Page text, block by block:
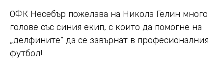
ОФК Несебър пожелава на Никола Гелин много
голове със синия екип, с които да помогне на
„делфините“ да се завърнат в професионалния
футбол!